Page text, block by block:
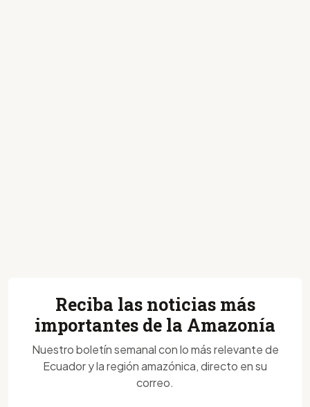
Reciba las noticias más
importantes de la Amazonía
Nuestro boletín semanal con lo más relevante de
Ecuador y la región amazónica, directo en su
correo.